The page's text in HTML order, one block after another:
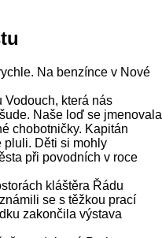
Na benzínce v Nové
která nás
Naše loď se jmenovala
chobotničky. Kapitán
pluli. Děti si mohly
při povodních v roce
kláštěra Řádu
se s těžkou prací
zakončila výstava